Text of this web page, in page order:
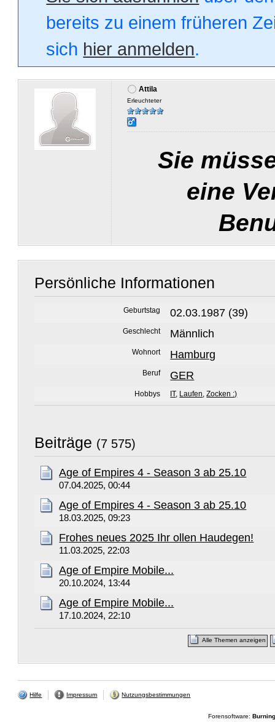
bereits zu einem früheren
sich hier anmelden.
Attila
Erleuchteter
Sie
eine
Persönliche Informationen
Geburtstag 02.03.1987 (39)
Geschlecht Männlich
Wohnort Hamburg
Beruf GER
Hobbys IT, Laufen,Zocken :)
Beiträge (7 575)
Age of Empires 4 - Season 3 ab 25.10
07.04.2025, 00:44
Age of Empires 4 - Season 3 ab 25.10
18.03.2025, 09:23
Frohes neues 2025 Ihr ollen Haudegen!
11.03.2025, 22:03
Age of Empire Mobile...
20.10.2024, 13:44
Age of Empire Mobile...
17.10.2024, 22:10
Alle Themen anzeigen
Hilfe Impressum Nutzungsbestimmungen
Forensoftware: